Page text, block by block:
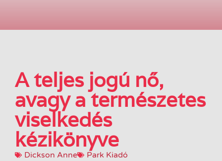
A teljes jogú nő,
avagy a természetes
viselkedés
kézikönyve
Dickson Anne
Park Kiadó